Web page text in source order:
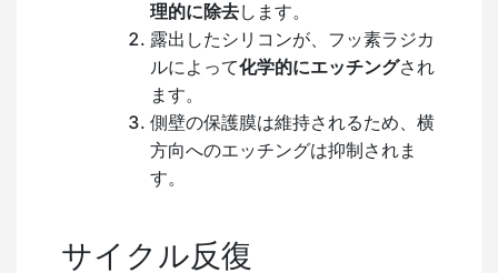
理的に除去します。
露出したシリコンが、フッ素ラジカ
ルによって化学的にエッチングされ
ます。
側壁の保護膜は維持されるため、横
方向へのエッチングは抑制されま
す。
サイクル反復